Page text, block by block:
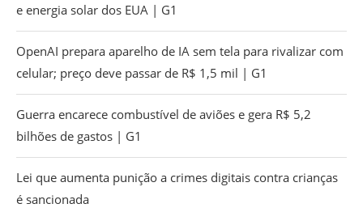
e energia solar dos EUA | G1
OpenAI prepara aparelho de IA sem tela para rivalizar com
celular; preço deve passar de R$ 1,5 mil | G1
Guerra encarece combustível de aviões e gera R$ 5,2
bilhões de gastos | G1
Lei que aumenta punição a crimes digitais contra crianças
é sancionada